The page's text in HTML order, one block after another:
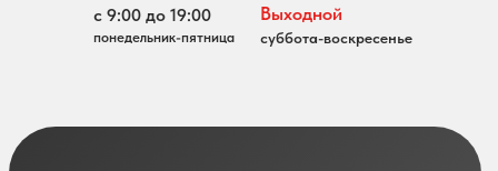
с 9:00 до 19:00 Выходной
понедельник-пятница суббота-воскресенье